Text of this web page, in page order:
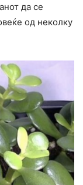
да се
од неколку